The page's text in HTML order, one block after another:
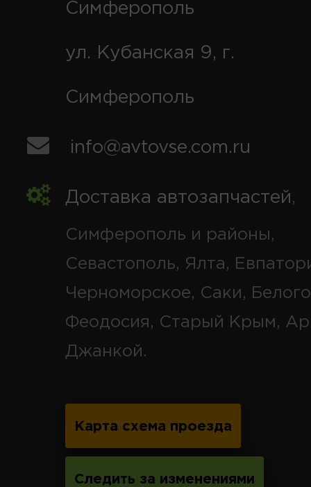
Симферополь
ул. Кубанская 9, г.
Симферополь
info@avtovse.com.ru
Доставка автозапчастей,
Симферополь и районы,
Севастополь, Ялта,
Черноморское, Саки,
Феодосия, Старый Крым,
Джанкой.
Карта схема проезда
Следить за изменениями